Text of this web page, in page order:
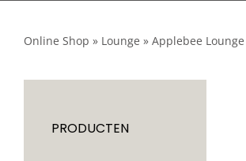
Online Shop » Lounge » Applebee Lounge
PRODUCTEN